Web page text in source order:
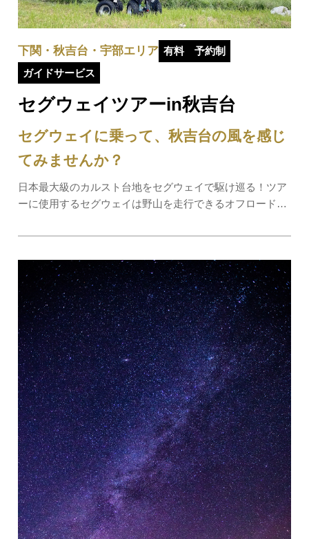
セグウェイツアーin秋吉台
セグウェイに乗って、秋吉台の風を感じ
てみませんか？
日本最大級のカルスト台地をセグウェイで駆け巡る！ツア
ーに使用するセグウェイは野山を走行できるオフロードタ
い乗り物です。それぞれのスポットでは秋吉台のお話や写
下関・秋吉台・宇部エリア 有料
予約制
ガイドサービス